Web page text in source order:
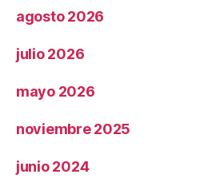
agosto 2026
julio 2026
mayo 2026
noviembre 2025
junio 2024